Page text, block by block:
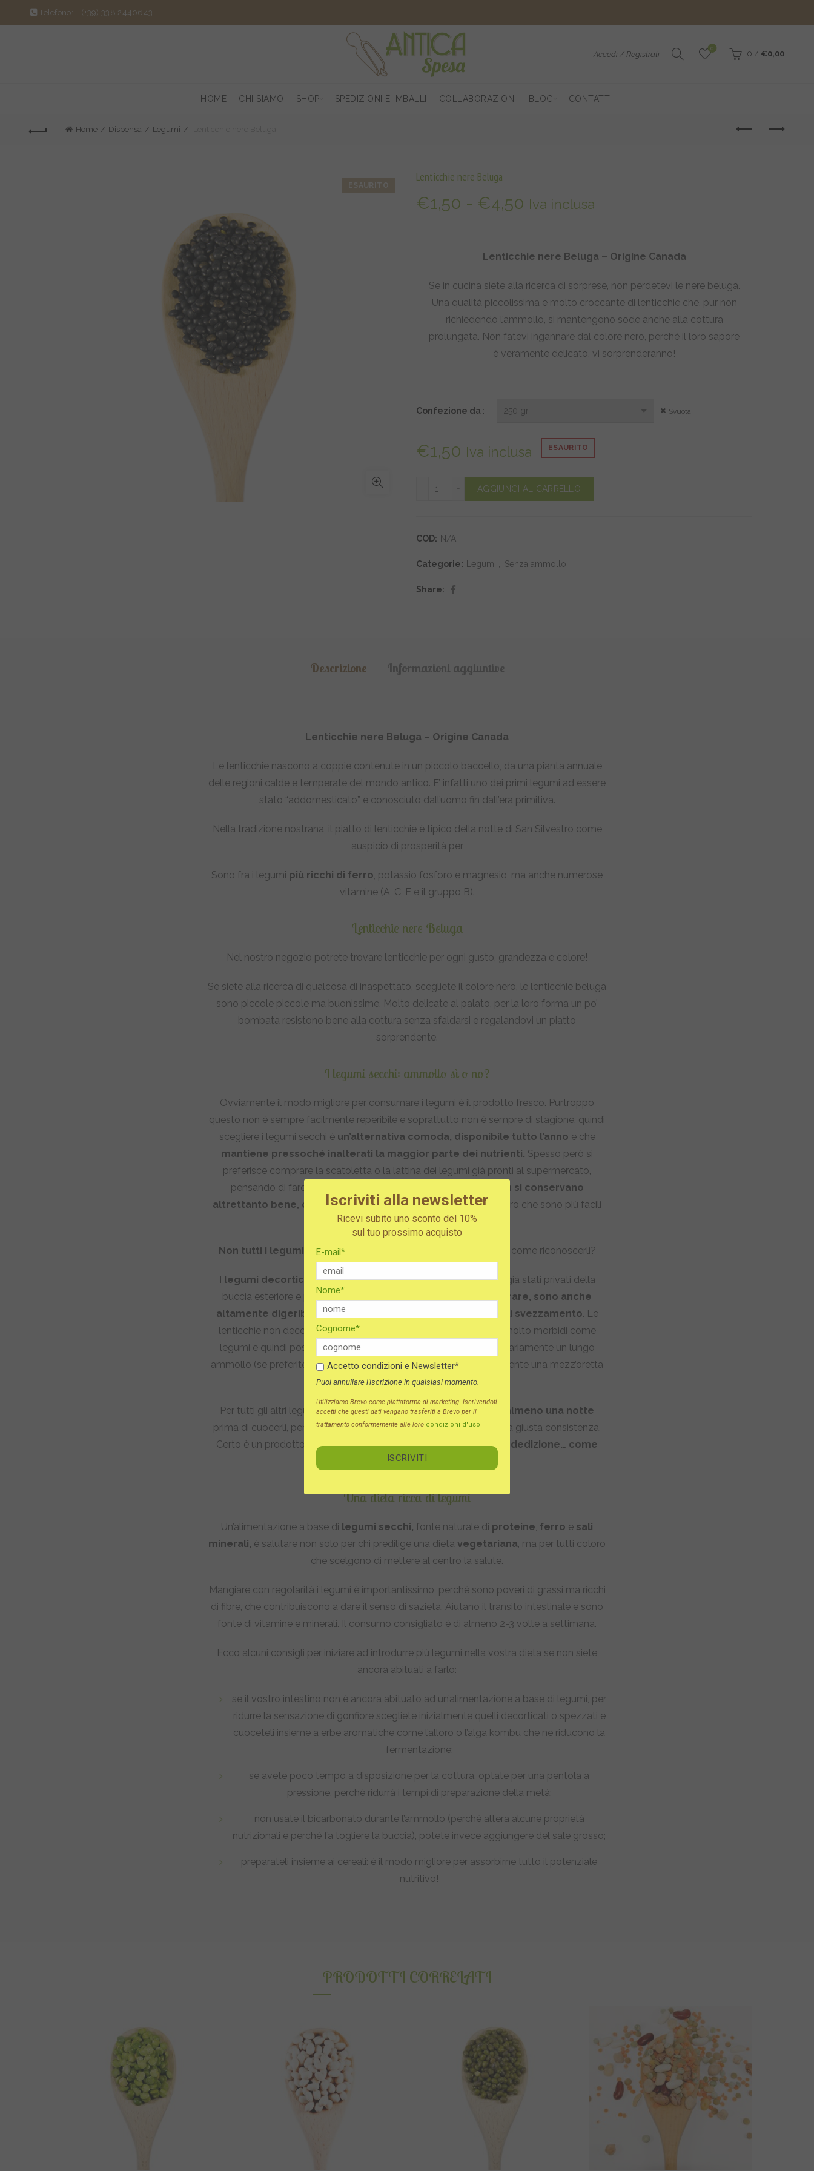
Telefono: (+39) 338.2440643
Accedi / Registrati
0
0 / €0,00
HOME CHI SIAMO SHOP SPEDIZIONI E IMBALLI COLLABORAZIONI BLOG CONTATTI
Home Dispensa Legumi
ESAURITO
Lenticchie nere Beluga
€1,50 - €4,50 Fascia
prezzo:
da
€1,50
a
€4,50
Iva inclusa
Lenticchie nere Beluga – Origine Canada
Se in cucina siete alla ricerca di sorprese, non perdetevi le nere beluga.
Una qualità piccolissima e molto croccante di lenticchie che, pur non
richiedendo l’ammollo, si mantengono sode anche alla cottura
prolungata. Non fatevi ingannare dal colore nero, perché il loro sapore
è veramente delicato, vi sorprenderanno!
Confezione da Svuota
€1,50 Iva inclusa ESAURITO
AGGIUNGI AL CARRELLO
COD: N/A
Categorie: Legumi Senza ammollo
Share
Descrizione Informazioni aggiuntive
Lenticchie nere Beluga – Origine Canada
Le lenticchie nascono a coppie contenute in un piccolo baccello, da una pianta annuale
delle regioni calde e temperate del mondo antico. E’ infatti uno dei primi legumi ad essere
stato “addomesticato” e conosciuto dall’uomo fin dall’era primitiva.
Nella tradizione nostrana, il piatto di lenticchie è tipico della notte di San Silvestro come
auspicio di prosperità per
Sono fra i legumi più ricchi di ferro, potassio fosforo e magnesio, ma anche numerose
vitamine (A, C, E e il gruppo B).
Lenticchie nere Beluga
Nel nostro negozio potrete trovare lenticchie per ogni gusto, grandezza e colore!
Se siete alla ricerca di qualcosa di inaspettato, scegliete il colore nero, le lenticchie beluga
sono piccole piccole ma buonissime. Molto delicate al palato, per la loro forma un po’
bombata resistono bene alla cottura senza sfaldarsi e regalandovi un piatto
sorprendente.
I legumi secchi: ammollo sì o no?
Ovviamente il modo migliore per consumare i legumi è il prodotto fresco. Purtroppo
questo non è sempre facilmente reperibile e soprattutto non è sempre di stagione, quindi
scegliere i legumi secchi è un’alternativa comoda, disponibile tutto l’anno e che
mantiene pressoché inalterati la maggior parte dei nutrienti. Spesso però si
preferisce comprare la scatoletta o la lattina dei legumi già pronti al supermercato,
pensando di fare più in fretta. In realtà
i legumi già pronti non si conservano
altrettanto bene, contengono conservantie non è sempre vero che sono più facili
da preparare!
Non tutti i legumi secchi infatti hanno bisogno di ammollo: come riconoscerli?
I legumi decorticati o spezzati(fave, piselli, lenticchie…) sono già stati privati della
buccia esteriore e per questo, oltre che essere
veloci da preparare, sono anche
altamente digeribili,
adatti anche ai bambini più piccoli in fase di svezzamento. Le
lenticchie non decorticate e i fagioli dell’occhio sono comunque molto morbidi come
legumi e quindi possono essere cotti direttamente, senza necessariamente un lungo
ammollo (se preferite procedere comunque all’ammollo sarà sufficiente una mezz’oretta
o un’oretta prima della cottura).
Per tutti gli altri legumi invece è importante lasciarli inammollo almeno una notte
prima di cuocerli, per assicurarsi un piatto morbido, digeribile e della giusta consistenza.
Certo è un prodotto che richiede un minimo di programmazione e dedizione… come
ogni cosa buona!
Una dieta ricca di legumi
Un’alimentazione a base di legumi secchi, fonte naturale di proteine, ferro e sali
minerali, è salutare non solo per chi predilige una dieta vegetariana, ma per tutti coloro
che scelgono di mettere al centro la salute.
Mangiare con regolarità i legumi è importantissimo, perché sono poveri di grassi ma ricchi
di fibre, che contribuiscono a dare il senso di sazietà. Aiutano il transito intestinale e sono
fonte di vitamine e minerali. Il consumo consigliato è di almeno 2-3 volte a settimana.
Ecco alcuni consigli per iniziare ad introdurre più legumi nella vostra dieta se non siete
ancora abituati a farlo:
se il vostro intestino non è ancora abituato ad un’alimentazione a base di legumi, per
ridurre la sensazione di gonfiore scegliete inizialmente quelli decorticati o spezzati e
cuoceteli insieme a erbe aromatiche come l’alloro o l’alga kombu che ne riducono la
fermentazione;
se avete poco tempo a disposizione per la cottura, optate per una pentola a
pressione, perché ridurrà i tempi di preparazione della metà;
non usate il bicarbonato durante l’ammollo (perché altera alcune proprietà
nutrizionali e perché fa togliere la buccia), potete invece aggiungere del sale grosso;
preparateli insieme ai cereali: è il modo migliore per assorbirne tutto il potenziale
nutritivo!
PRODOTTI CORRELATI
Iscriviti alla newsletter
Ricevi subito uno sconto del 10%
sul tuo prossimo acquisto
E-mail*
Nome*
Cognome*
Accetto condizioni e Newsletter*
Puoi annullare l'iscrizione in qualsiasi momento.
Utilizziamo Brevo come piattaforma di marketing. Iscrivendoti
accetti che questi dati vengano trasferiti a Brevo per il
trattamento conformemente alle loro condizioni d'uso